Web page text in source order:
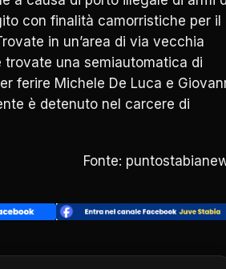
con finalità camorristiche per il
in un’area di via vecchia
trovate una semiautomatica di
ferire Michele De Luca e
è detenuto nel carcere di
Fonte: